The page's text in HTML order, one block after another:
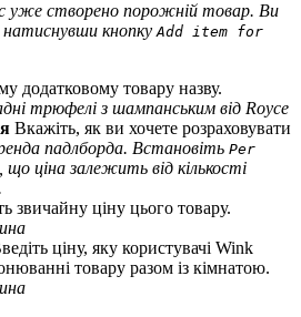
уже створено порожній товар. Ви
кнопку Add item for
додатковому товару назву.
трюфелі з шампанським від Royce
Вкажіть, як ви хочете розраховувати
падлборда. Встановіть Per
що ціна залежить від кількості
звичайну ціну цього товару.
ціну, яку користувачі Wink
товару разом із кімнатою.